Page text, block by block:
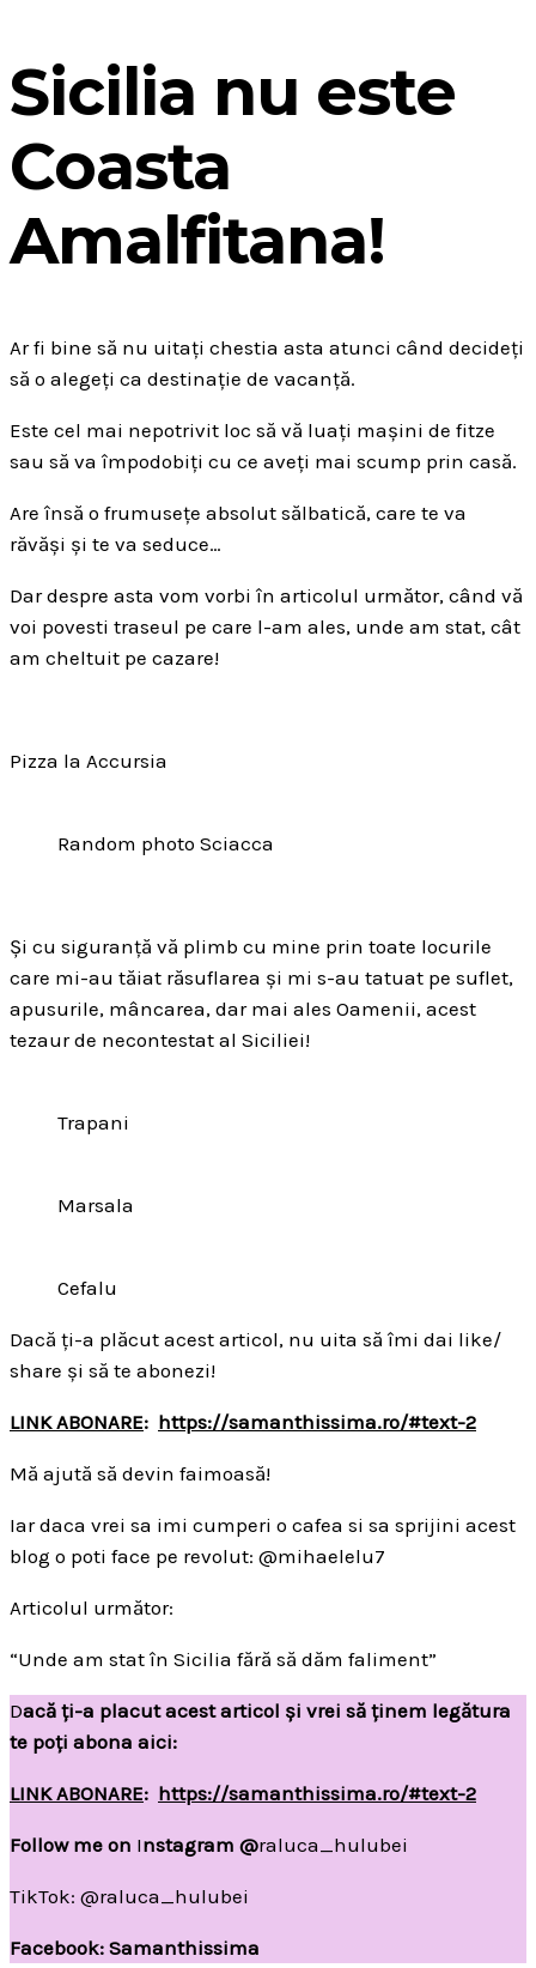
Sicilia nu este
Coasta
Amalfitana!
Ar fi bine să nu uitați chestia asta atunci când decideți
să o alegeți ca destinație de vacanță.
Este cel mai nepotrivit loc să vă luați mașini de fitze
sau să va împodobiți cu ce aveți mai scump prin casă.
Are însă o frumusețe absolut sălbatică, care te va
răvăși și te va seduce…
Dar despre asta vom vorbi în articolul următor, când vă
voi povesti traseul pe care l-am ales, unde am stat, cât
am cheltuit pe cazare!
Pizza la Accursia
Random photo Sciacca
Și cu siguranță vă plimb cu mine prin toate locurile
care mi-au tăiat răsuflarea și mi s-au tatuat pe suflet,
apusurile, mâncarea, dar mai ales Oamenii, acest
tezaur de necontestat al Siciliei!
Trapani
Marsala
Cefalu
Dacă ți-a plăcut acest articol, nu uita să îmi dai like/
share și să te abonezi!
LINK ABONARE: https://samanthissima.ro/#text-2
Mă ajută să devin faimoasă!
Iar daca vrei sa imi cumperi o cafea si sa sprijini acest
blog o poti face pe revolut: @mihaelelu7
Articolul următor:
“Unde am stat în Sicilia fără să dăm faliment”
Dacă ți-a placut acest articol și vrei să ținem legătura
te poți abona aici:
LINK ABONARE: https://samanthissima.ro/#text-2
Follow me on Instagram @raluca_hulubei
TikTok: @raluca_hulubei
Facebook: Samanthissima